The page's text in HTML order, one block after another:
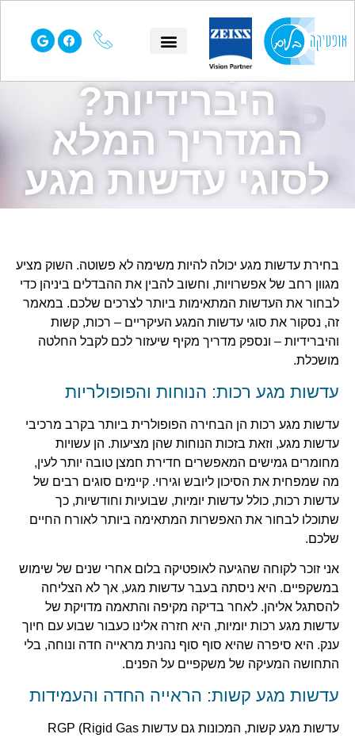
עדשות מגע רכות,
קשות או
היברידיות?
המדריך המלא
לסוגי עדשות מגע
בחירת עדשות מגע יכולה להיות משימה לא פשוטה. השוק מציע
מגוון רחב של אפשרויות, וחשוב להבין את ההבדלים ביניהן כדי
לבחור את העדשות המתאימות ביותר לצרכים שלכם. במאמר
זה, נסקור את סוגי עדשות המגע העיקריים – רכות, קשות
והיברידיות – ונספק מדריך מקיף שיעזור לכם לקבל החלטה
מושכלת.
עדשות מגע רכות: הנוחות והפופולריות
עדשות מגע רכות הן הבחירה הפופולרית ביותר בקרב מרכיבי
עדשות מגע, וזאת בזכות הנוחות שהן מציעות. הן עשויות
מחומרים גמישים המאפשרים חדירת חמצן טובה יותר לעין,
מה שמפחית את הסיכון ליובש וגירוי. קיימים סוגים רבים של
עדשות רכות, כולל עדשות יומיות, שבועיות וחודשיות, כך
שתוכלו לבחור את האפשרות המתאימה ביותר לאורח החיים
שלכם.
אני זוכר לקוחה שהגיעה לאופטיקה בלום אחרי שנים של שימוש
במשקפיים. היא ניסתה בעבר עדשות מגע, אך לא הצליחה
להסתגל אליהן. לאחר בדיקה מקיפה והתאמה מדויקת של
עדשות מגע רכות יומיות, היא חזרה אלינו כעבור שבוע עם חיוך
ענק. היא סיפרה שהיא סוף סוף נהנית מראייה חדה ונוחה, בלי
התחושה המעיקה של משקפיים על הפנים.
עדשות מגע קשות: הראייה החדה והעמידות
עדשות מגע קשות, המכונות גם עדשות RGP (Rigid Gas